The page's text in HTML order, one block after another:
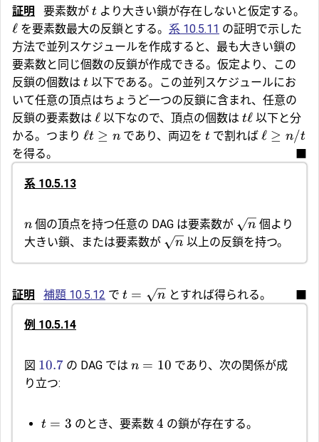
証明 要素数が t より大きい鎖が存在しないと仮定する。
ℓ を要素数最大の反鎖とする。 系 10.5.11 の証明で示した
方法で並列スケジュールを作成すると、最も大きい鎖の
要素数と同じ個数の反鎖が作成できる。仮定より、この
反鎖の個数は t 以下である。この並列スケジュールにお
いて任意の頂点はちょうど一つの反鎖に含まれ、任意の
反鎖の要素数は ℓ 以下なので、頂点の個数は tℓ 以下と分
かる。つまり ℓt ≥ nであり、両辺を tで割れば ℓ ≥ n/t
を得る。 ■
系 10.5.13
n 個の頂点を持つ任意の DAG は要素数が n 個より
大きい鎖、または要素数が
n 以上の反鎖を持つ。
証明 補題 10.5.12 で t = n とすれば得られる。 ■
例 10.5.14
図 10.7 の DAG では n = 10 であり、次の関係が成
り立つ:
t = 3 のとき、要素数 4 の鎖が存在する。